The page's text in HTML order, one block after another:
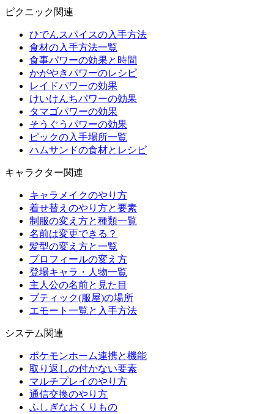
ピクニック関連
ひでんスパイスの入手方法
食材の入手方法一覧
食事パワーの効果と時間
かがやきパワーのレシピ
レイドパワーの効果
けいけんちパワーの効果
タマゴパワーの効果
そうぐうパワーの効果
ピックの入手場所一覧
ハムサンドの食材とレシピ
キャラクター関連
キャラメイクのやり方
着せ替えのやり方と要素
制服の変え方と種類一覧
名前は変更できる？
髪型の変え方と一覧
プロフィールの変え方
登場キャラ・人物一覧
主人公の名前と見た目
ブティック(服屋)の場所
エモート一覧と入手方法
システム関連
ポケモンホーム連携と機能
取り返しの付かない要素
マルチプレイのやり方
通信交換のやり方
ふしぎなおくりもの